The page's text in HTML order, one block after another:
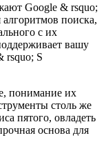
Google & rsquo;
поиска,
с их
вашу
rsquo; S
понимание их
столь же
пятого, овладеть
основа для